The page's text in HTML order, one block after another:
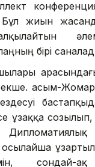
барлық
Бұл жиын
бірі
Қасым-
ұзаққа созылып,
осылайша